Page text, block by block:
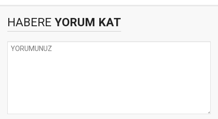
HABERE YORUM KAT